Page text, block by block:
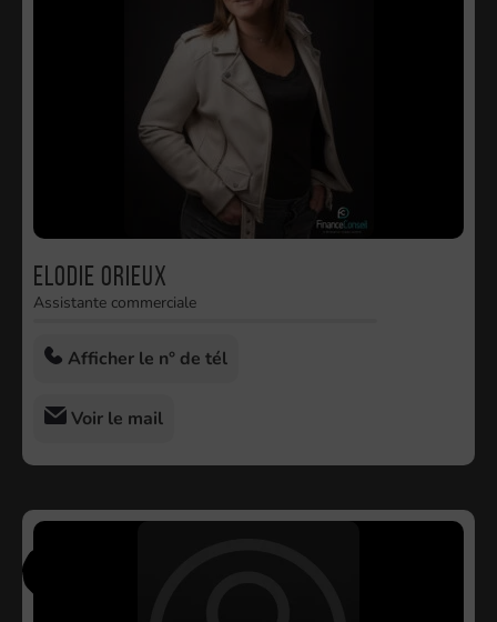
Elodie ORIEUX
Assistante commerciale
Afficher le n° de tél
Voir le mail